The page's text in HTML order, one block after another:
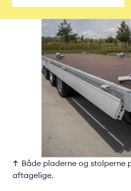
Både pladerne og stolperne
aftagelige.